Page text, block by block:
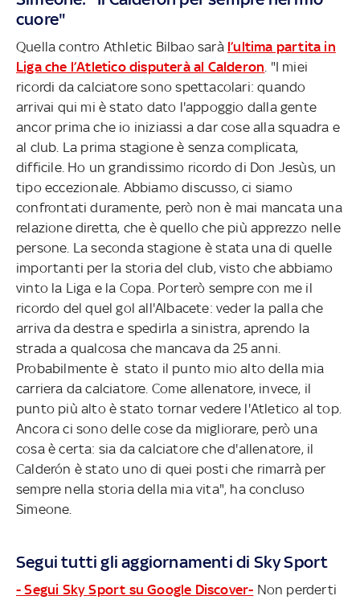
cuore"
Quella contro Athletic Bilbao sarà l’ultima partita in
Liga che l’Atletico disputerà al Calderon . "I miei
ricordi da calciatore sono spettacolari: quando
arrivai qui mi è stato dato l'appoggio dalla gente
ancor prima che io iniziassi a dar cose alla squadra e
al club. La prima stagione è senza complicata,
difficile. Ho un grandissimo ricordo di Don Jesùs, un
tipo eccezionale. Abbiamo discusso, ci siamo
confrontati duramente, però non è mai mancata una
relazione diretta, che è quello che più apprezzo nelle
persone. La seconda stagione è stata una di quelle
importanti per la storia del club, visto che abbiamo
vinto la Liga e la Copa. Porterò sempre con me il
ricordo del quel gol all'Albacete: veder la palla che
arriva da destra e spedirla a sinistra, aprendo la
strada a qualcosa che mancava da 25 anni.
Probabilmente è stato il punto mio alto della mia
carriera da calciatore. Come allenatore, invece, il
punto più alto è stato tornar vedere l'Atletico al top.
Ancora ci sono delle cose da migliorare, però una
cosa è certa: sia da calciatore che d'allenatore, il
Calderón è stato uno di quei posti che rimarrà per
sempre nella storia della mia vita", ha concluso
Simeone.
Segui tutti gli aggiornamenti di Sky Sport
- Segui Sky Sport su Google Discover- Non perderti